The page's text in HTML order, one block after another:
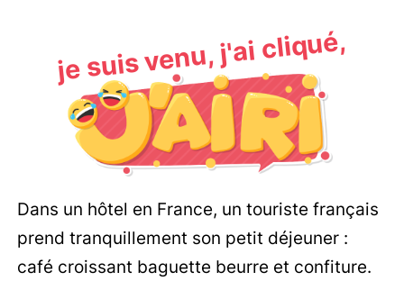
je suis venu, j'ai cliqué,
Dans un hôtel en France, un touriste français
prend tranquillement son petit déjeuner :
café croissant baguette beurre et confiture.